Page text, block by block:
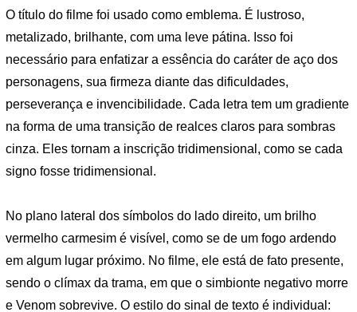
O título do filme foi usado como emblema. É lustroso,
metalizado, brilhante, com uma leve pátina. Isso foi
necessário para enfatizar a essência do caráter de aço dos
personagens, sua firmeza diante das dificuldades,
perseverança e invencibilidade. Cada letra tem um gradiente
na forma de uma transição de realces claros para sombras
cinza. Eles tornam a inscrição tridimensional, como se cada
signo fosse tridimensional.
No plano lateral dos símbolos do lado direito, um brilho
vermelho carmesim é visível, como se de um fogo ardendo
em algum lugar próximo. No filme, ele está de fato presente,
sendo o clímax da trama, em que o simbionte negativo morre
e Venom sobrevive. O estilo do sinal de texto é individual: